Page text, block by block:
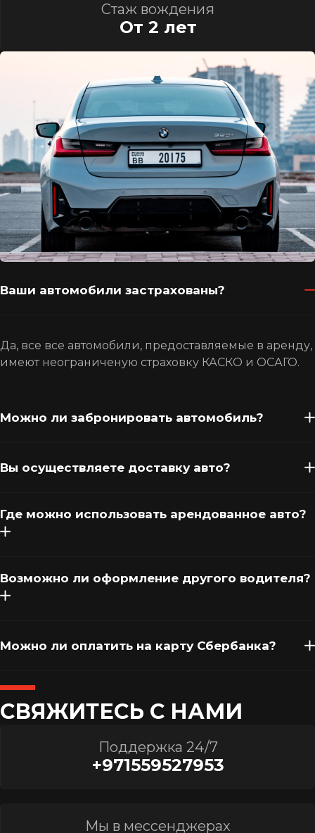
Стаж вождения
От 2 лет
Ваши автомобили застрахованы?
Да, все все автомобили, предоставляемые в аренду,
имеют неограниченую страховку КАСКО и ОСАГО.
Можно ли забронировать автомобиль?
Вы осуществляете доставку авто?
Где можно использовать арендованное авто?
Возможно ли оформление другого водителя?
Можно ли оплатить на карту Сбербанка?
СВЯЖИТЕСЬ С НАМИ
Поддержка 24/7
+971559527953
Мы в мессенджерах